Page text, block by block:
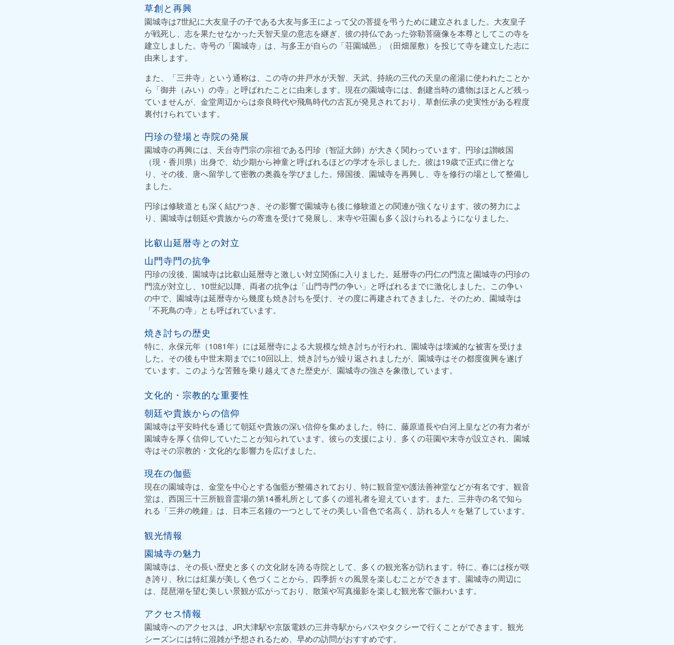
草創と再興
園城寺は7世紀に大友皇子の子である大友与多王によって父の菩提を弔うために建立されました。大友皇子
が戦死し、志を果たせなかった天智天皇の意志を継ぎ、彼の持仏であった弥勒菩薩像を本尊としてこの寺を
建立しました。寺号の「園城寺」は、与多王が自らの「荘園城邑」（田畑屋敷）を投じて寺を建立した志に
由来します。
また、「三井寺」という通称は、この寺の井戸水が天智、天武、持統の三代の天皇の産湯に使われたことか
ら「御井（みい）の寺」と呼ばれたことに由来します。現在の園城寺には、創建当時の遺物はほとんど残っ
ていませんが、金堂周辺からは奈良時代や飛鳥時代の古瓦が発見されており、草創伝承の史実性がある程度
裏付けられています。
円珍の登場と寺院の発展
園城寺の再興には、天台寺門宗の宗祖である円珍（智証大師）が大きく関わっています。円珍は讃岐国
（現・香川県）出身で、幼少期から神童と呼ばれるほどの学才を示しました。彼は19歳で正式に僧とな
り、その後、唐へ留学して密教の奥義を学びました。帰国後、園城寺を再興し、寺を修行の場として整備し
ました。
円珍は修験道とも深く結びつき、その影響で園城寺も後に修験道との関連が強くなります。彼の努力によ
り、園城寺は朝廷や貴族からの寄進を受けて発展し、末寺や荘園も多く設けられるようになりました。
比叡山延暦寺との対立
山門寺門の抗争
円珍の没後、園城寺は比叡山延暦寺と激しい対立関係に入りました。延暦寺の円仁の門流と園城寺の円珍の
門流が対立し、10世紀以降、両者の抗争は「山門寺門の争い」と呼ばれるまでに激化しました。この争い
の中で、園城寺は延暦寺から幾度も焼き討ちを受け、その度に再建されてきました。そのため、園城寺は
「不死鳥の寺」とも呼ばれています。
焼き討ちの歴史
特に、永保元年（1081年）には延暦寺による大規模な焼き討ちが行われ、園城寺は壊滅的な被害を受けま
した。その後も中世末期までに10回以上、焼き討ちが繰り返されましたが、園城寺はその都度復興を遂げ
ています。このような苦難を乗り越えてきた歴史が、園城寺の強さを象徴しています。
文化的・宗教的な重要性
朝廷や貴族からの信仰
園城寺は平安時代を通じて朝廷や貴族の深い信仰を集めました。特に、藤原道長や白河上皇などの有力者が
園城寺を厚く信仰していたことが知られています。彼らの支援により、多くの荘園や末寺が設立され、園城
寺はその宗教的・文化的な影響力を広げました。
現在の伽藍
現在の園城寺は、金堂を中心とする伽藍が整備されており、特に観音堂や護法善神堂などが有名です。観音
堂は、西国三十三所観音霊場の第14番札所として多くの巡礼者を迎えています。また、三井寺の名で知ら
れる「三井の晩鐘」は、日本三名鐘の一つとしてその美しい音色で名高く、訪れる人々を魅了しています。
観光情報
園城寺の魅力
園城寺は、その長い歴史と多くの文化財を誇る寺院として、多くの観光客が訪れます。特に、春には桜が咲
き誇り、秋には紅葉が美しく色づくことから、四季折々の風景を楽しむことができます。園城寺の周辺に
は、琵琶湖を望む美しい景観が広がっており、散策や写真撮影を楽しむ観光客で賑わいます。
アクセス情報
園城寺へのアクセスは、JR大津駅や京阪電鉄の三井寺駅からバスやタクシーで行くことができます。観光
シーズンには特に混雑が予想されるため、早めの訪問がおすすめです。